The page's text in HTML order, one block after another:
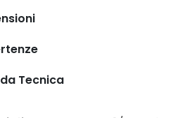
Tecnica